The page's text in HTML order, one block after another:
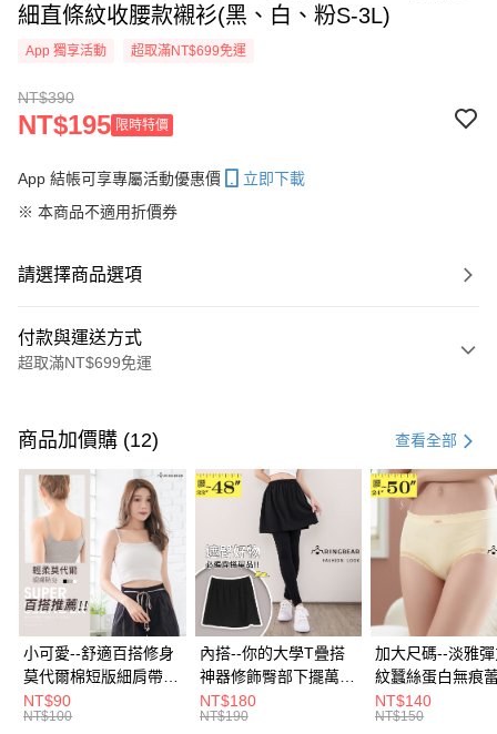
細直條紋收腰款襯衫(黑、白、粉S-3L)
App 獨享活動 超取滿NT$699免運
NT$390
NT$195 限時特價
App 結帳可享專屬活動優惠價
立即下載
※ 本商品不適用折價券
請選擇商品選項
付款與運送方式
超取滿NT$699免運
信用卡一次付款
超商取貨付款
LINE Pay
Apple Pay
街口支付
悠遊付
Google Pay
全盈+PAY
商品加價購 (12) 查看全部
小可愛--舒適百搭修身
莫代爾棉短版細肩帶素
色背心(白.黑.灰L-2L)-
U582眼圈熊中大尺碼
NT$90
NT$100
內搭--你的大學T疊搭
神器修飾臀部下擺萬用
內搭裙/遮臀裙(黑2L-
6L)-Q155眼圈熊中大
NT$180
NT$190
加大尺碼--淡雅
紋蠶絲蛋白無痕
角內褲(白.粉.藍.
3L)-L28眼圈熊中
NT$140
NT$150